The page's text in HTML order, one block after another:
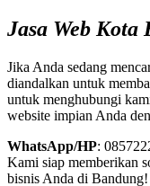
Jasa Web
Jika Anda sedang
diandalkan untuk
untuk menghubungi
website impian Anda
WhatsApp/HP:
Kami siap memberikan
bisnis Anda di Bandung!